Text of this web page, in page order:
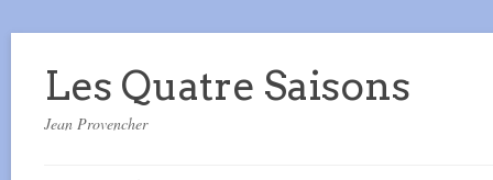
Les Quatre Saisons
Jean Provencher